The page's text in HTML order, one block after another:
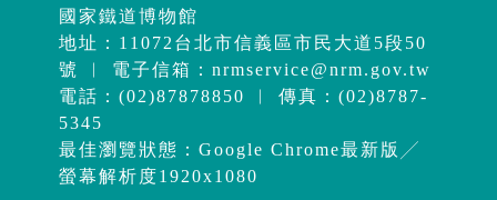
國家鐵道博物館
地址：11072台北市信義區市民大道5段50
號 ︱ 電子信箱： nrmservice@nrm.gov.tw
電話：(02)87878850 ︱ 傳真：(02)8787-
5345
最佳瀏覽狀態：Google Chrome最新版╱
螢幕解析度1920x1080